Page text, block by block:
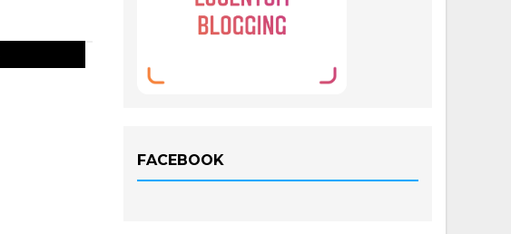
FACEBOOK